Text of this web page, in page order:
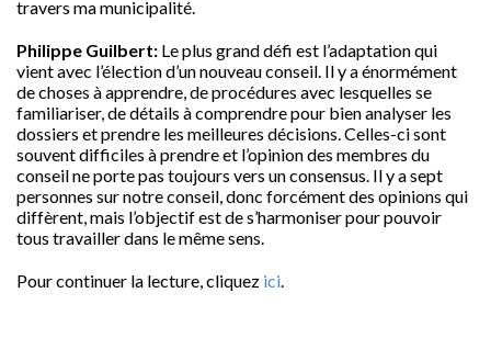
travers ma municipalité.
Philippe Guilbert: Le plus grand défi est l’adaptation qui
vient avec l’élection d’un nouveau conseil. Il y a énormément
de choses à apprendre, de procédures avec lesquelles se
familiariser, de détails à comprendre pour bien analyser les
dossiers et prendre les meilleures décisions. Celles-ci sont
souvent difficiles à prendre et l’opinion des membres du
conseil ne porte pas toujours vers un consensus. Il y a sept
personnes sur notre conseil, donc forcément des opinions qui
diffèrent, mais l’objectif est de s’harmoniser pour pouvoir
tous travailler dans le même sens.
Pour continuer la lecture, cliquez ici.